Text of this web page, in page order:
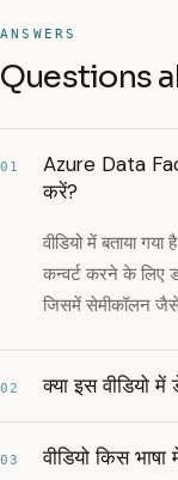
ANSWERS
Questions
01
Azure Data
करें?
वीडियो में बताया
कन्वर्ट करने के लिए
जिसमें सेमीकॉलन जैसे
02 क्या इस वीडियो
03 वीडियो किस